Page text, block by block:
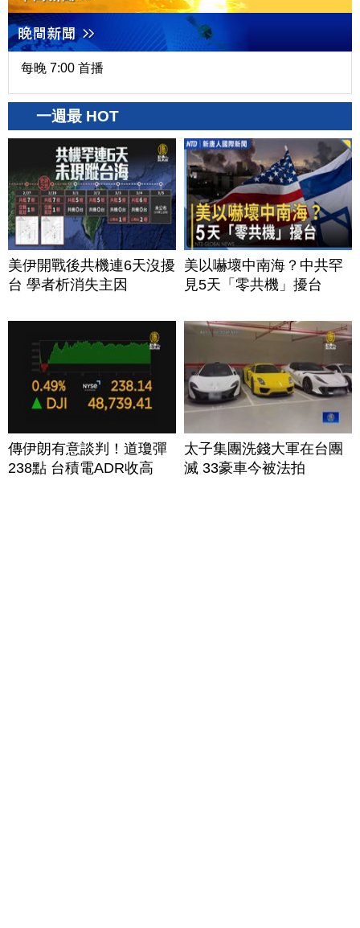
每晚 7:00 首播
一週最 HOT
美伊開戰後共機連6天沒擾
台 學者析消失主因
美以嚇壞中南海？中共罕
見5天「零共機」擾台
傳伊朗有意談判！道瓊彈
238點 台積電ADR收高
太子集團洗錢大軍在台團
滅 33豪車今被法拍